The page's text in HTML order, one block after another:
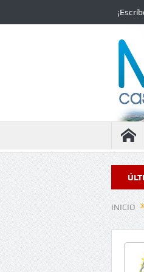
estabilidad con temperaturas en
INICIO